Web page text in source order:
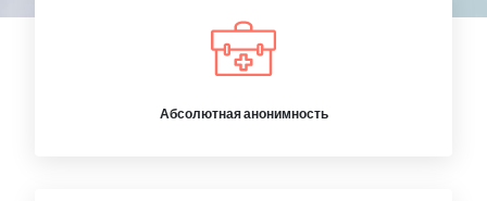
Абсолютная анонимность